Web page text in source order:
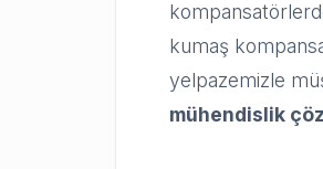
kumaş
yelpazemizle
mühendislik